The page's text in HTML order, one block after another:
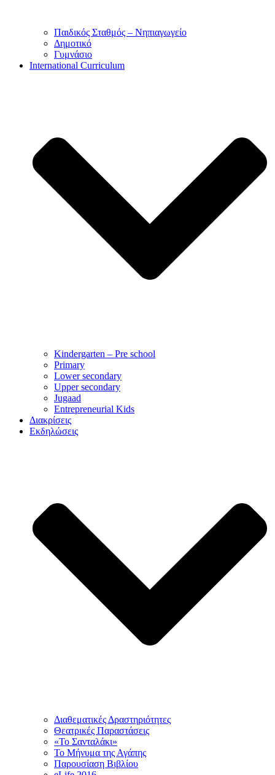
Παιδικός Σταθμός – Νηπιαγωγείο
Δημοτικό
Γυμνάσιο
International Curriculum
Kindergarten – Pre school
Primary
Lower secondary
Upper secondary
Jugaad
Entrepreneurial Kids
Διακρίσεις
Εκδηλώσεις
Διαθεματικές Δραστηριότητες
Θεατρικές Παραστάσεις
«Το Σανταλάκι»
Το Mήνυμα της Αγάπης
Παρουσίαση Βιβλίου